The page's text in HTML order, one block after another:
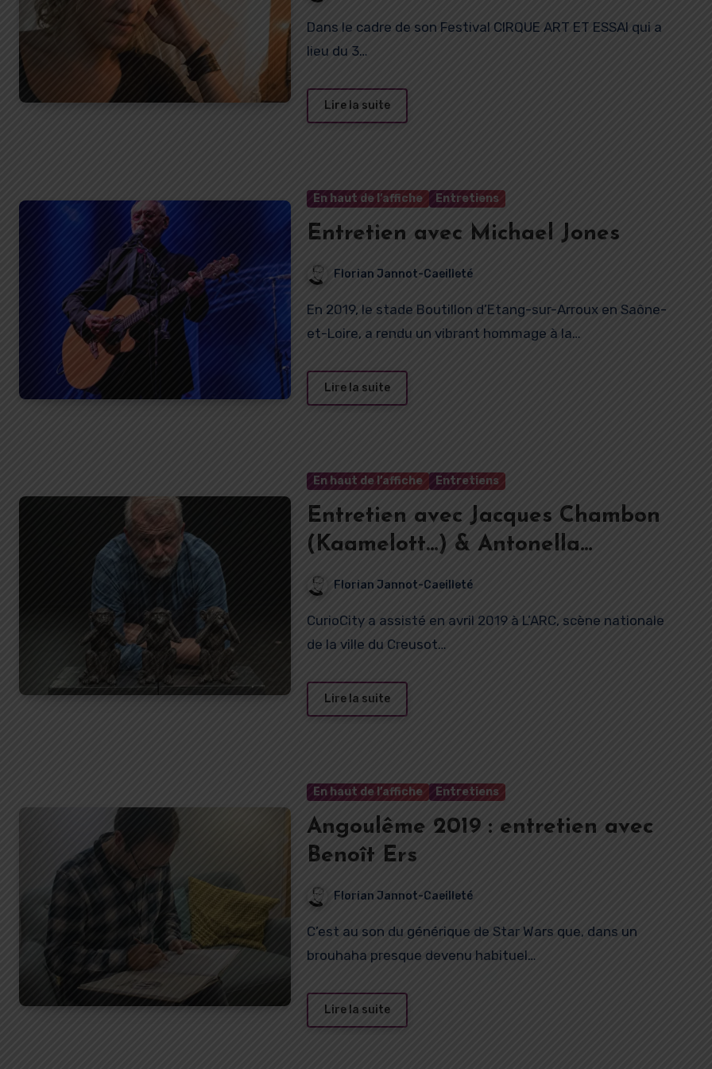
Dans le cadre de son Festival CIRQUE ART ET ESSAI qui a
lieu du 3…
Lire la suite
En haut de l’affiche Entretiens
Entretien avec Michael Jones
Florian Jannot-Caeilleté
En 2019, le stade Boutillon d’Etang-sur-Arroux en Saône-
et-Loire, a rendu un vibrant hommage à la…
Lire la suite
En haut de l’affiche Entretiens
Entretien avec Jacques Chambon
(Kaamelott…) & Antonella
Amirante
Florian Jannot-Caeilleté
CurioCity a assisté en avril 2019 à L’ARC, scène nationale
de la ville du Creusot…
Lire la suite
En haut de l’affiche Entretiens
Angoulême 2019 : entretien avec
Benoît Ers
Florian Jannot-Caeilleté
C’est au son du générique de Star Wars que, dans un
brouhaha presque devenu habituel…
Lire la suite